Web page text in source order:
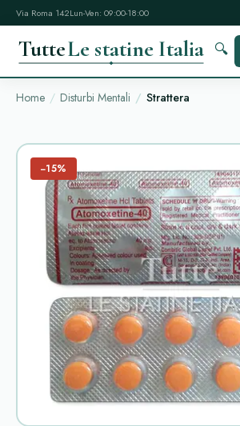
Via Roma 142Lun-Ven: 09:00-18:00
TutteLe statine Italia 🔍
Home Disturbi Mentali Strattera
−15%